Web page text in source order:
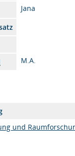
Jana
M.A.
und